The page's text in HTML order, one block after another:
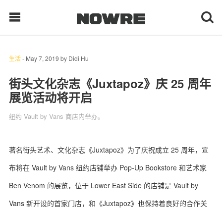
时 尚
球 鞋
生 活
生活- May 7, 2019 by Didi Hu
街头文化杂志《Juxtapoz》庆 25 周年
展览活动将开启
纽约 Vault by Vans 商店内举办。
著名街头艺术、文化杂志《Juxtapoz》为了庆祝成立 25 周年，宣
布将在 Vault by Vans 纽约店铺举办 Pop-Up Bookstore 和艺术家
Ben Venom 的展览，位于 Lower East Side 的店铺是 Vault by
Vans 新开设的首家门店，和《Juxtapoz》也保持着良好的合作关